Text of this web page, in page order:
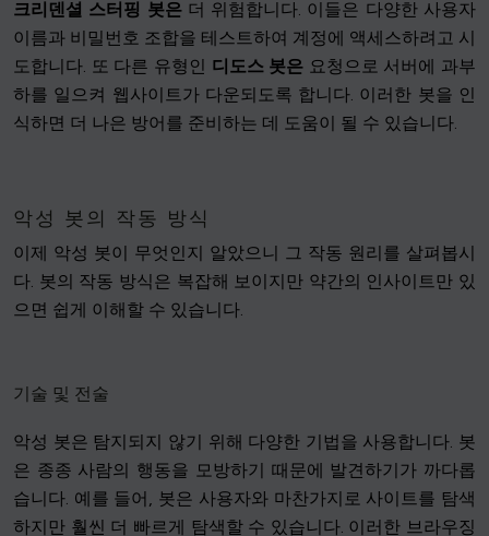
크리덴셜 스터핑 봇은더 위험합니다. 이들은 다양한 사용자
이름과 비밀번호 조합을 테스트하여 계정에 액세스하려고 시
도합니다. 또 다른 유형인 디도스 봇은 요청으로 서버에 과부
하를 일으켜 웹사이트가 다운되도록 합니다. 이러한 봇을 인
식하면 더 나은 방어를 준비하는 데 도움이 될 수 있습니다.
악성 봇의 작동 방식
이제 악성 봇이 무엇인지 알았으니 그 작동 원리를 살펴봅시
다. 봇의 작동 방식은 복잡해 보이지만 약간의 인사이트만 있
으면 쉽게 이해할 수 있습니다.
기술 및 전술
악성 봇은 탐지되지 않기 위해 다양한 기법을 사용합니다. 봇
은 종종 사람의 행동을 모방하기 때문에 발견하기가 까다롭
습니다. 예를 들어, 봇은 사용자와 마찬가지로 사이트를 탐색
하지만 훨씬 더 빠르게 탐색할 수 있습니다. 이러한 브라우징